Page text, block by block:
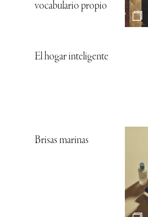
vocabulario propio
El hogar inteligente
Brisas marinas